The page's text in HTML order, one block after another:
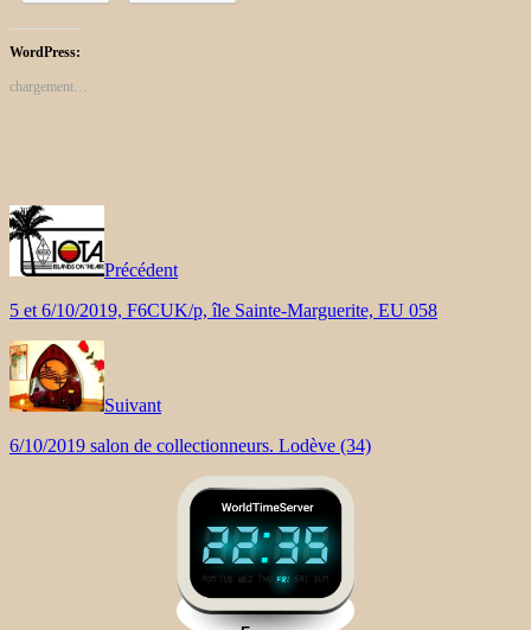
WordPress:
chargement…
Précédent
5 et 6/10/2019, F6CUK/p, île Sainte-Marguerite, EU 058
Suivant
6/10/2019 salon de collectionneurs. Lodève (34)